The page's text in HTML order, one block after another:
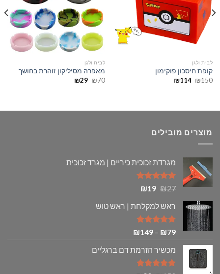
לבית ולגן
קופת חיסכון פוקימון
₪150
המחיר
₪114
המחיר
לבית ולגן
מאפרה מסיליקון זוהרת בחושך
₪70
המחיר
₪29
המחיר
מוצרים מובילים
מגרדת זכוכית כיריים | מגרד זכוכית
דורג 5.00 ₪27
המחיר
היה:
₪27.
₪19
המחיר
הוא:
₪19.
ראש למקלחת | ראש טוש
דורג
5.00
₪79
–
₪149
מכשיר הזרמת דם ברגליים